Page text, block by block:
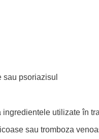
sau psoriazisul
utilizate în
sau tromboza